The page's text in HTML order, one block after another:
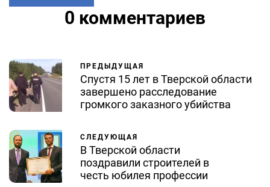
0 комментариев
ПРЕДЫДУЩАЯ
Спустя 15 лет в Тверской области
завершено расследование
громкого заказного убийства
СЛЕДУЮЩАЯ
В Тверской области
поздравили строителей в
честь юбилея профессии